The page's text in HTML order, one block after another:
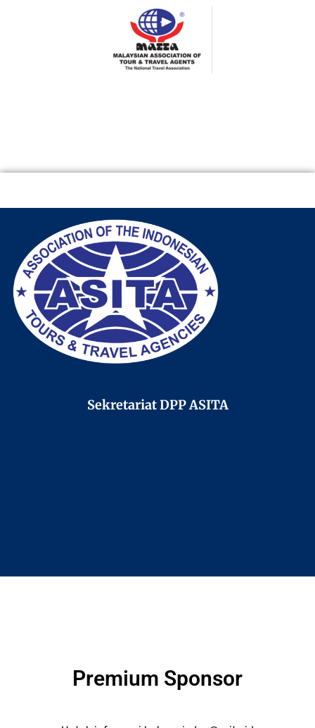
Sekretariat DPP ASITA
Premium Sponsor